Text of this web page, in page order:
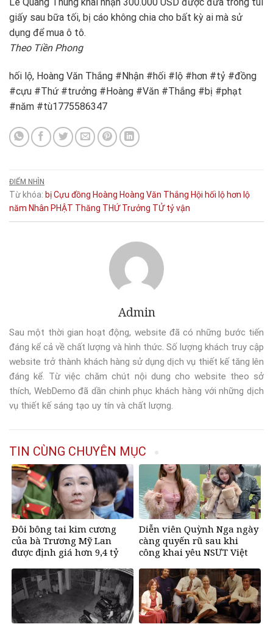
Lê Quang Thung khai nhận 300.000 USD được đưa trong túi
giấy sau bữa tối, bị cáo không chia cho bất kỳ ai mà sử
dụng để mua ô tô.
Theo Tiền Phong
hối lộ, Hoàng Văn Thắng #Nhận #hối #lộ #hơn #tỷ #đồng
#cựu #Thứ #trưởng #Hoàng #Văn #Thắng #bị #phạt
#năm #tù1775586347
ĐIỂM NHÌN
Từ khóa: bịCựu đồng Hoàng Hoàng Văn Thắng Hội hối lộ hơn lộ
năm Nhân PHẬT Thăng THỨ Trưởng TỬ tỷvận
Admin
Sau một thời gian hoạt động, website đã có những bước tiến
đáng kể cả về chất lượng và hình thức. Số lượng khách truy cập
website trở thành khách hàng sử dụng dịch vụ thiết kế tăng lên
đáng kể. Từ việc chăm chút nội dung cho website theo sở
thích, WebDemo đã dần chinh phục khách hàng với những dịch
vụ thiết kế sáng tạo uy tín và chất lượng.
TIN CÙNG CHUYÊN MỤC
Đôi bông tai kim cương
của bà Trương Mỹ Lan
được định giá hơn 9,4 tỷ
Diễn viên Quỳnh Nga ngày
càng quyến rũ sau khi
công khai yêu NSƯT Việt